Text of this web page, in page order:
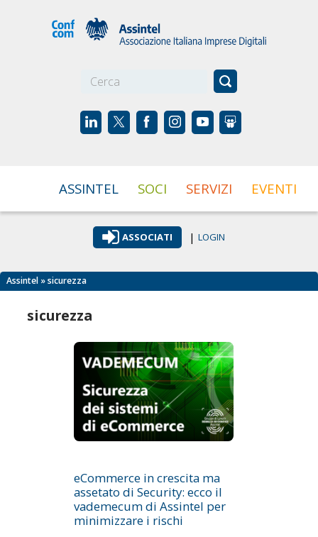
ASSINTEL SOCI SERVIZI EVENTI
ASSOCIATI | LOGIN
Assintel » sicurezza
sicurezza
eCommerce in crescita ma
assetato di Security: ecco il
vademecum di Assintel per
minimizzare i rischi